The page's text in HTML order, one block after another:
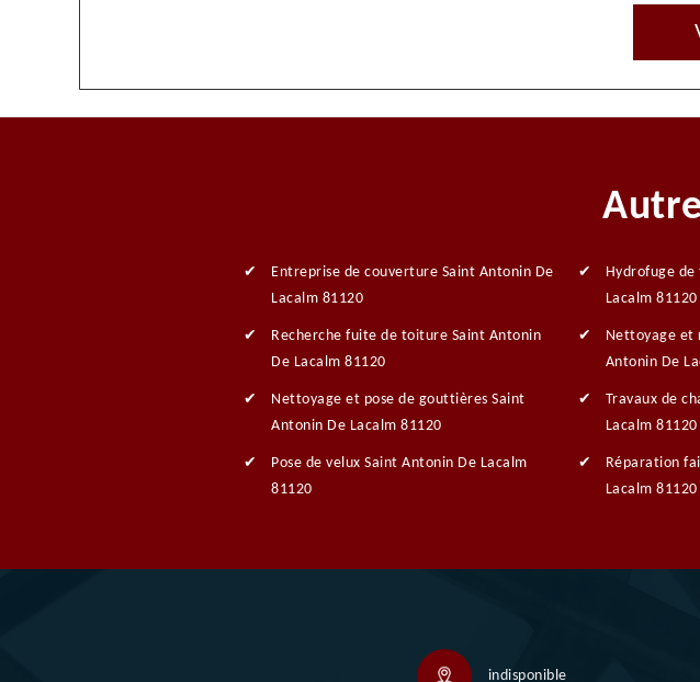
Entreprise de couverture Saint Antonin De
Lacalm 81120
Recherche fuite de toiture Saint Antonin
De Lacalm 81120
Nettoyage et pose de gouttières Saint
Antonin De Lacalm 81120
Pose de velux Saint Antonin De Lacalm
81120
Hydrofuge
Lacalm 81120
Nettoyage et
Antonin De
Travaux de
Lacalm 81120
Réparation
Lacalm 81120
indisponible